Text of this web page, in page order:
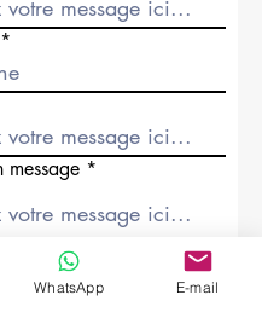
message
WhatsApp E-mail